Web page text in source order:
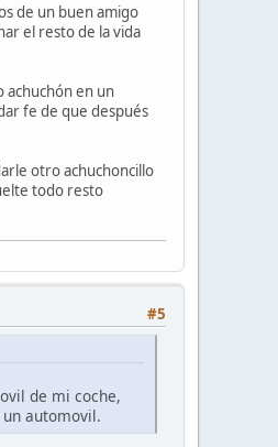
de un buen amigo
el resto de la vida
achuchón en un
fe de que después
otro achuchoncillo
todo resto
#5
de mi coche,
automovil.